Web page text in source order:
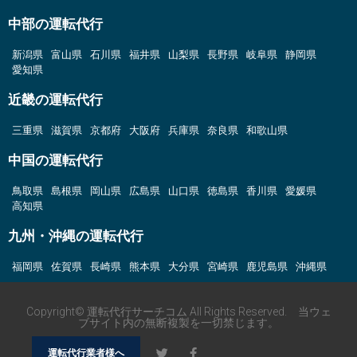
中部の運転代行
新潟県 富山県 石川県 福井県 山梨県 長野県 岐阜県
静岡県
愛知県
近畿の運転代行
三重県 滋賀県 京都府 大阪府 兵庫県 奈良県 和歌山県
中国の運転代行
鳥取県 島根県 岡山県 広島県 山口県 徳島県 香川県
愛媛県
高知県
九州・沖縄の運転代行
福岡県 佐賀県 長崎県 熊本県 大分県 宮崎県 鹿児島県 沖縄県
Copyright© 運転代行サーチコム All Rights Reserved. 当ウェ
ブサイト内の無断複製を一切禁じます。
運転代行業者様へ